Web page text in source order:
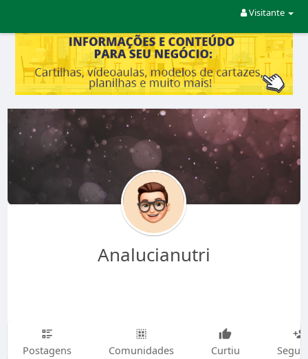
Visitante
Analucianutri
Postagens Comunidades Curtiu